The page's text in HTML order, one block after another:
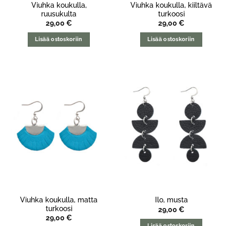
Viuhka koukulla,
ruusukulta
29,00 €
Lisää ostoskoriin
Viuhka koukulla, kiiltävä
turkoosi
29,00 €
Lisää ostoskoriin
Viuhka koukulla, matta
turkoosi
29,00 €
Ilo, musta
29,00 €